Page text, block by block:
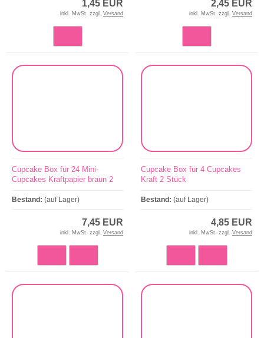
1,45 EUR
inkl. MwSt. zzgl. Versand
2,45 EUR
inkl. MwSt. zzgl. Versand
Cupcake Box für 24 Mini-
Cupcakes Kraftpapier braun 2
Bestand: (auf Lager)
7,45 EUR
inkl. MwSt. zzgl. Versand
Cupcake Box für 4 Cupcakes
Kraft 2 Stück
Bestand: (auf Lager)
4,85 EUR
inkl. MwSt. zzgl. Versand